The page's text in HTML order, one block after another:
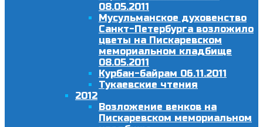
08.05.2011
Мусульманское духовенство
Санкт-Петербурга возложило
цветы на Пискаревском
мемориальном кладбище
08.05.2011
Курбан-байрам 06.11.2011
Тукаевские чтения
2012
Возложение венков на
Пискаревском мемориальном